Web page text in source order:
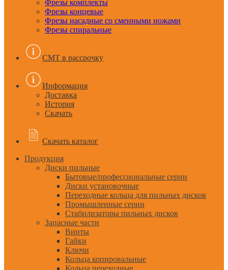
Фрезы комплекты
Фрезы концевые
Фрезы насадные со сменными ножами
Фрезы спиральные
CMT в рассрочку
Информация
Доставка
История
Скачать
Скачать каталог
Продукция
Диски пильные
Бытовые/профессиональные серии
Диски установочные
Переходные кольца для пильных дисков
Промышленные серии
Стабилизаторы пильных дисков
Запасные части
Винты
Гайки
Ключи
Кольца копировальные
Кольца переходные